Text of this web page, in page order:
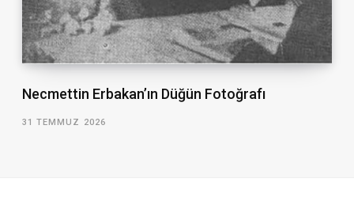
Necmettin Erbakan’ın Düğün Fotoğrafı
31 TEMMUZ 2026